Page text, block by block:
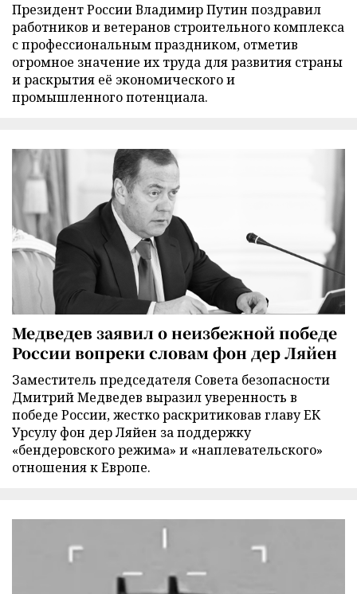
Президент России Владимир Путин поздравил
работников и ветеранов строительного комплекса
с профессиональным праздником, отметив
огромное значение их труда для развития страны
и раскрытия её экономического и
промышленного потенциала.
Медведев заявил о неизбежной победе
России вопреки словам фон дер Ляйен
Заместитель председателя Совета безопасности
Дмитрий Медведев выразил уверенность в
победе России, жестко раскритиковав главу ЕК
Урсулу фон дер Ляйен за поддержку
«бендеровского режима» и «наплевательского»
отношения к Европе.